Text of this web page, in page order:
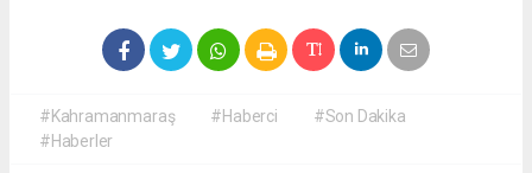
#Kahramanmaraş #Haberci
#Son Dakika
#Haberler